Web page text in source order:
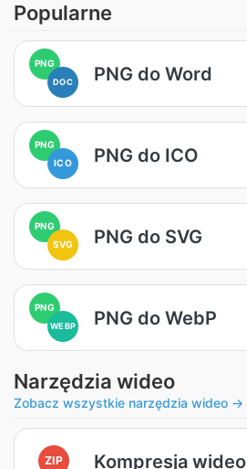
Popularne
PNG
DOC PNG do Word
PNG
ICO
PNG do ICO
PNG
SVG
PNG do SVG
PNG
WEBP PNG do WebP
Narzędzia wideo
Zobacz wszystkie narzędzia wideo →
ZIP Kompresja wideo